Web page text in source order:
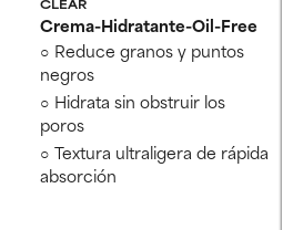
Crema-Hidratante-Oil-Free
Reduce granos y puntos
negros
Hidrata sin obstruir los
poros
Textura ultraligera de rápida
absorción